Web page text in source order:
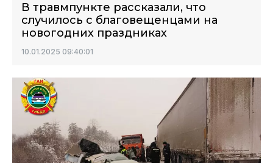
В травмпункте рассказали, что
случилось с благовещенцами на
новогодних праздниках
10.01.2025 09:40:01